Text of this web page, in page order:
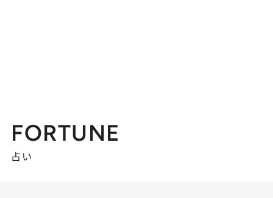
FORTUNE
占い